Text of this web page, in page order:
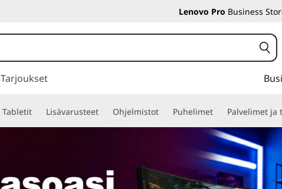
Lenovo Pro Business
Tarjoukset
Tabletit Lisävarusteet Ohjelmistot Puhelimet Palvelimet ja